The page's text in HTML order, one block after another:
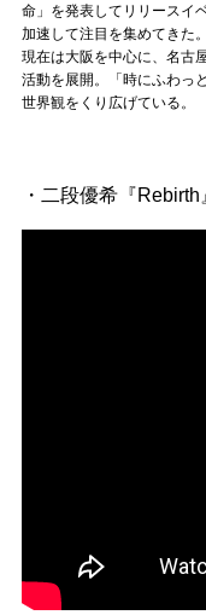
Follow us
Official SNS
命」を発表してリリースイ
加速して注目を集めてきた。
現在は大阪を中心に、名古
活動を展開。「時にふわっ
世界観をくり広げている。
・二段優希『Rebirth